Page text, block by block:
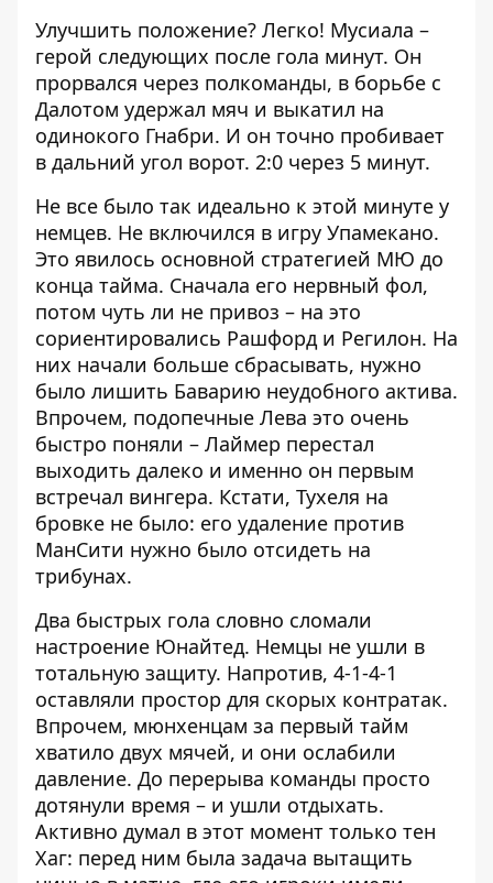
Улучшить положение? Легко! Мусиала –
герой следующих после гола минут. Он
прорвался через полкоманды, в борьбе с
Далотом удержал мяч и выкатил на
одинокого Гнабри. И он точно пробивает
в дальний угол ворот. 2:0 через 5 минут.
Не все было так идеально к этой минуте у
немцев. Не включился в игру Упамекано.
Это явилось основной стратегией МЮ до
конца тайма. Сначала его нервный фол,
потом чуть ли не привоз – на это
сориентировались Рашфорд и Регилон. На
них начали больше сбрасывать, нужно
было лишить Баварию неудобного актива.
Впрочем, подопечные Лева это очень
быстро поняли – Лаймер перестал
выходить далеко и именно он первым
встречал вингера. Кстати, Тухеля на
бровке не было: его удаление против
МанСити нужно было отсидеть на
трибунах.
Два быстрых гола словно сломали
настроение Юнайтед. Немцы не ушли в
тотальную защиту. Напротив, 4-1-4-1
оставляли простор для скорых контратак.
Впрочем, мюнхенцам за первый тайм
хватило двух мячей, и они ослабили
давление. До перерыва команды просто
дотянули время – и ушли отдыхать.
Активно думал в этот момент только тен
Хаг: перед ним была задача вытащить